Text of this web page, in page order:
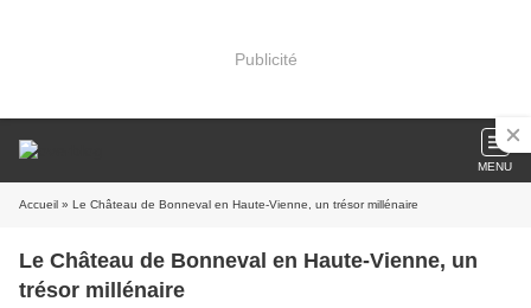
Publicité
MENU
Accueil » Le Château de Bonneval en Haute-Vienne, un trésor millénaire
Le Château de Bonneval en Haute-Vienne, un
trésor millénaire